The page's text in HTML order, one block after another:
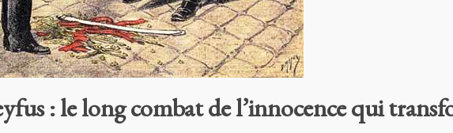
: le long combat de l’innocence qui